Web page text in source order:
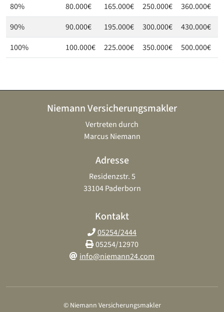
80%
80.000€ 165.000€ 250.000€ 360.000€
90%
90.000€ 195.000€ 300.000€ 430.000€
100%
100.000€ 225.000€ 350.000€ 500.000€
Niemann Versicherungsmakler
Vertreten durch
Marcus Niemann
Adresse
Residenzstr. 5
33104 Paderborn
Kontakt
05254/2444
05254/12970
info@niemann24.com
© Niemann Versicherungsmakler